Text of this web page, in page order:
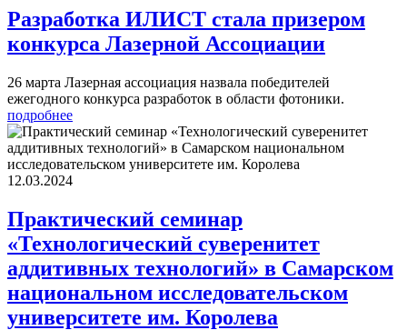
Разработка ИЛИСТ стала призером
конкурса Лазерной Ассоциации
26 марта Лазерная ассоциация назвала победителей
ежегодного конкурса разработок в области фотоники.
подробнее
12.03.2024
Практический семинар
«Технологический суверенитет
аддитивных технологий» в Самарском
национальном исследовательском
университете им. Королева